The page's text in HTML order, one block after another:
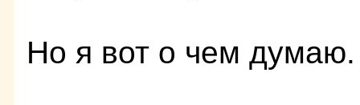
Но я вот о чем думаю.